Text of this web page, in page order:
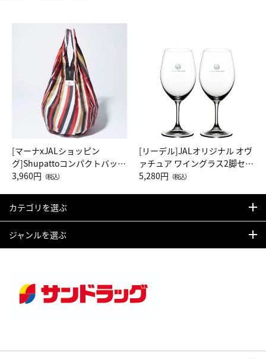
[マーナxJALショッピン
グ]Shupattoコンパクトバッグ
Drop JAL客室乗務員（LC）ス
3,960円 （税込）
[リーデル]JALオリジナル オヴ
ァチュア ワイングラス2脚セッ
ト（レッドワイン）
5,280円 （税込）
カテゴリを選ぶ
ジャンルを選ぶ